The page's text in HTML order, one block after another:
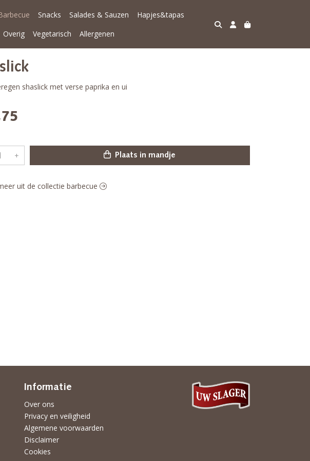
Snacks Salades & Sauzen
Hapjes&tapas
Overig Vegetarisch Allergenen
shaslick met verse paprika en ui
+ Plaats in mandje
uit de collectie barbecue
Informatie
Over ons
Privacy en veiligheid
Algemene voorwaarden
Disclaimer
Cookies